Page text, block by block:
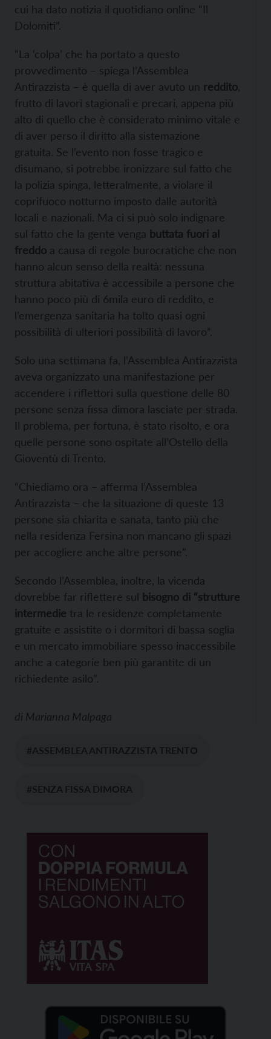
cui ha dato notizia il quotidiano online “Il
Dolomiti”.
“La ‘colpa’ che ha portato a questo
provvedimento – spiega l’Assemblea
Antirazzista – è quella di aver avuto un reddito
frutto di lavori stagionali e precari, appena più
alto di quello che è considerato minimo vitale e
di aver perso il diritto alla sistemazione
gratuita. Se l’evento non fosse tragico e
disumano, si potrebbe ironizzare sul fatto che
la polizia spinga, letteralmente, a violare il
coprifuoco notturno imposto dalle autorità
locali e nazionali. Ma ci si può solo indignare
sul fatto che la gente venga buttata fuori al
freddo a causa di regole burocratiche che non
hanno alcun senso della realtà: nessuna
struttura abitativa è accessibile a persone che
hanno poco più di 6mila euro di reddito, e
l’emergenza sanitaria ha tolto quasi ogni
possibilità di ulteriori possibilità di lavoro”.
Solo una settimana fa, l’Assemblea Antirazzista
aveva organizzato una manifestazione per
accendere i riflettori sulla questione delle 80
persone senza fissa dimora lasciate per strada.
Il problema, per fortuna, è stato risolto, e ora
quelle persone sono ospitate all’Ostello della
Gioventù di Trento.
“Chiediamo ora – afferma l’Assemblea
Antirazzista – che la situazione di queste 13
persone sia chiarita e sanata, tanto più che
nella residenza Fersina non mancano gli spazi
per accogliere anche altre persone”.
Secondo l’Assemblea, inoltre, la vicenda
dovrebbe far riflettere sul bisogno di “strutture
intermedie tra le residenze completamente
gratuite e assistite o i dormitori di bassa soglia
e un mercato immobiliare spesso inaccessibile
anche a categorie ben più garantite di un
richiedente asilo”.
di Marianna Malpaga
#ASSEMBLEA ANTIRAZZISTA TRENTO
#SENZA FISSA DIMORA